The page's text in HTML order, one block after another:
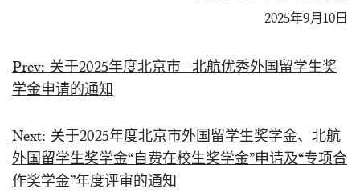
2025年9月10日
Prev: 关于2025年度北京市—北航优秀外国留学生奖
学金申请的通知
Next: 关于2025年度北京市外国留学生奖学金、北航
外国留学生奖学金“自费在校生奖学金”申请及“专项合
作奖学金”年度评审的通知